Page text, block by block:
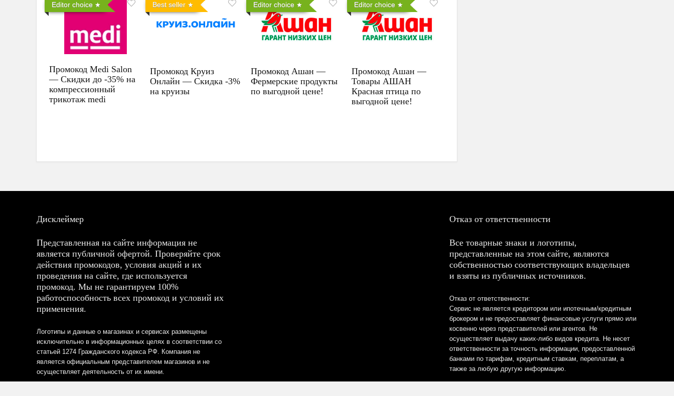
Editor choice
Промокод Medi Salon
— Скидки до -35% на
компрессионный
трикотаж medi
Best seller
Промокод Круиз
Онлайн — Скидка -3%
на круизы
Editor choice
Промокод Ашан —
Фермерские продукты
по выгодной цене!
Editor choice
Промокод Ашан —
Товары АШАН
Красная птица по
выгодной цене!
Дисклеймер
Представленная на сайте информация не
является публичной офертой. Проверяйте срок
действия промокодов, условия акций и их
проведения на сайте, где используется
промокод. Мы не гарантируем 100%
работоспособность всех промокод и условий их
применения.
Логотипы и данные о магазинах и сервисах размещены
исключительно в информационных целях в соответствии со
статьей 1274 Гражданского кодекса РФ. Компания не
является официальным представителем магазинов и не
осуществляет деятельность от их имени.
Отказ от ответственности
Все товарные знаки и логотипы,
представленные на этом сайте, являются
собственностью соответствующих владельцев
и взяты из публичных источников.
Отказ от ответственности:
Сервис не является кредитором или ипотечным/кредитным
брокером и не предоставляет финансовые услуги прямо или
косвенно через представителей или агентов. Не
осуществляет выдачу каких-либо видов кредита. Не несет
ответственности за точность информации, предоставленной
банками по тарифам, кредитным ставкам, переплатам, а
также за любую другую информацию.